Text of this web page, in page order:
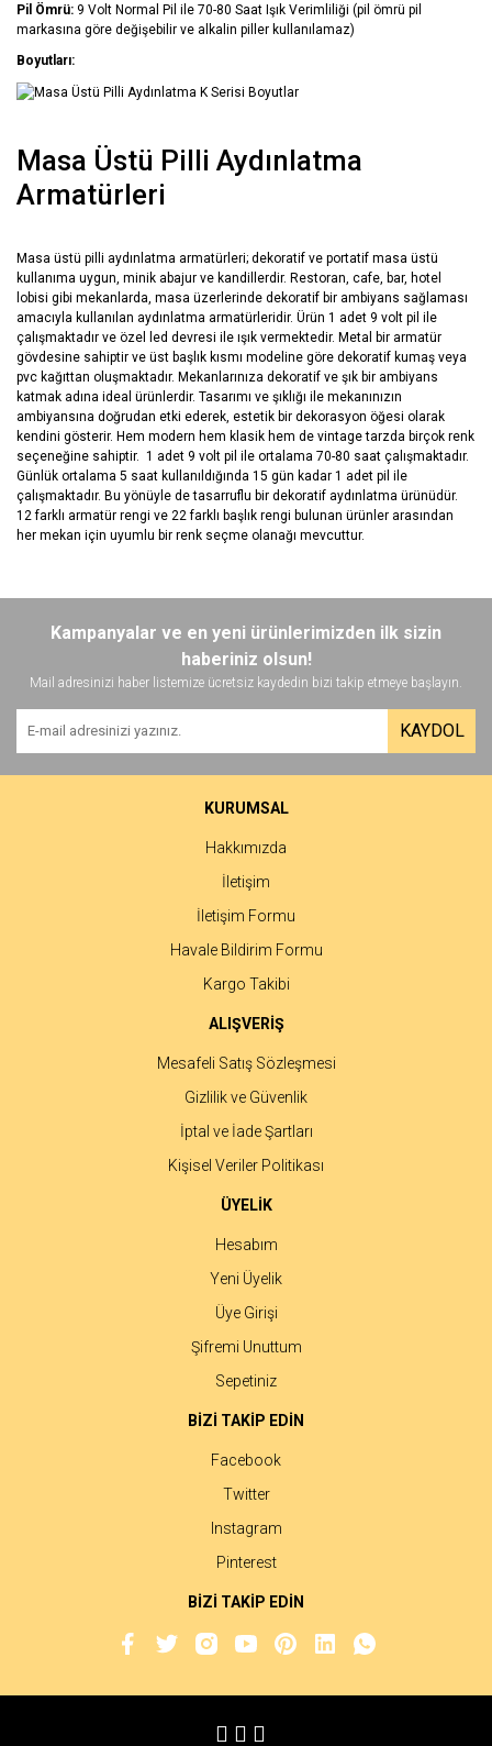
Pil Ömrü: 9 Volt Normal Pil ile 70-80 Saat Işık Verimliliği (pil ömrü pil
markasına göre değişebilir ve alkalin piller kullanılamaz)
Boyutları:
Masa Üstü Pilli Aydınlatma
Armatürleri
Masa üstü pilli aydınlatma armatürleri; dekoratif ve portatif masa üstü
kullanıma uygun, minik abajur ve kandillerdir. Restoran, cafe, bar, hotel
lobisi gibi mekanlarda, masa üzerlerinde dekoratif bir ambiyans sağlaması
amacıyla kullanılan aydınlatma armatürleridir. Ürün 1 adet 9 volt pil ile
çalışmaktadır ve özel led devresi ile ışık vermektedir. Metal bir armatür
gövdesine sahiptir ve üst başlık kısmı modeline göre dekoratif kumaş veya
pvc kağıttan oluşmaktadır. Mekanlarınıza dekoratif ve şık bir ambiyans
katmak adına ideal ürünlerdir. Tasarımı ve şıklığı ile mekanınızın
ambiyansına doğrudan etki ederek, estetik bir dekorasyon öğesi olarak
kendini gösterir. Hem modern hem klasik hem de vintage tarzda birçok renk
seçeneğine sahiptir. 1 adet 9 volt pil ile ortalama 70-80 saat çalışmaktadır.
Günlük ortalama 5 saat kullanıldığında 15 gün kadar 1 adet pil ile
çalışmaktadır. Bu yönüyle de tasarruflu bir dekoratif aydınlatma ürünüdür.
12 farklı armatür rengi ve 22 farklı başlık rengi bulunan ürünler arasından
her mekan için uyumlu bir renk seçme olanağı mevcuttur.
Bu ürüne ilk yorumu siz yapın!
Yorum Yaz
tarafımıza iletebilirsiniz.
Görüş ve önerileriniz için teşekkür ederiz.
Ürün resmi kalitesiz, bozuk veya görüntülenemiyor.
Ürün açıklamasında eksik bilgiler bulunuyor.
Ürün fiyatı diğer sitelerden daha pahalı.
Gönder
Kampanyalar ve en yeni ürünlerimizden ilk sizin
haberiniz olsun!
Mail adresinizi haber listemize ücretsiz kaydedin bizi takip etmeye başlayın.
KAYDOL
KURUMSAL
Hakkımızda
İletişim
İletişim Formu
Havale Bildirim Formu
Kargo Takibi
ALIŞVERİŞ
Mesafeli Satış Sözleşmesi
Gizlilik ve Güvenlik
İptal ve İade Şartları
Kişisel Veriler Politikası
ÜYELİK
Hesabım
Yeni Üyelik
Üye Girişi
Şifremi Unuttum
Sepetiniz
BİZİ TAKİP EDİN
Facebook
Twitter
Instagram
Pinterest
BİZİ TAKİP EDİN